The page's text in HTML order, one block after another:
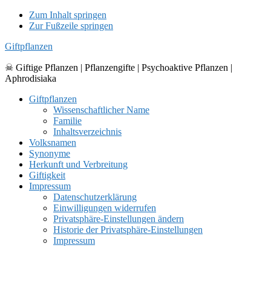
Zum Inhalt springen
Zur Fußzeile springen
Giftpflanzen
☠ Giftige Pflanzen | Pflanzengifte | Psychoaktive Pflanzen |
Aphrodisiaka
Giftpflanzen
Wissenschaftlicher Name
Familie
Inhaltsverzeichnis
Volksnamen
Synonyme
Herkunft und Verbreitung
Giftigkeit
Impressum
Datenschutzerklärung
Einwilligungen widerrufen
Privatsphäre-Einstellungen ändern
Historie der Privatsphäre-Einstellungen
Impressum